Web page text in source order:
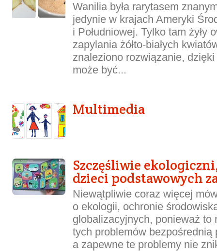
Wanilia była rarytasem
jedynie w krajach Ameryki
i Południowej. Tylko tam żyły
zapylania żółto-białych
znaleziono rozwiązanie,
może być...
Multimedia
Szczęśliwie
dzieci podstawowych
Niewątpliwie coraz więcej
o ekologii, ochronie
globalizacyjnych, ponieważ to
tych problemów bezpośrednią
a zapewne te problemy nie